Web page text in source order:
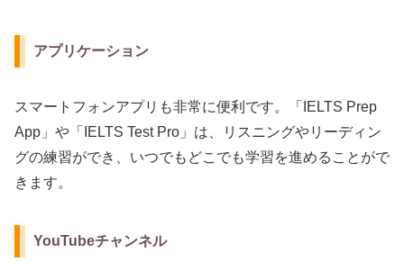
アプリケーション
スマートフォンアプリも非常に便利です。「IELTS Prep
App」や「IELTS Test Pro」は、リスニングやリーディン
グの練習ができ、いつでもどこでも学習を進めることがで
きます。
YouTubeチャンネル